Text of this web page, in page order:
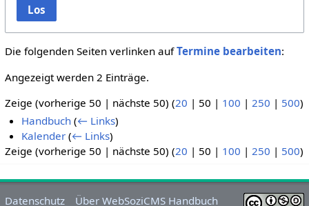
Los
Die folgenden Seiten verlinken aufTermine bearbeiten:
Angezeigt werden 2 Einträge.
Zeige (vorherige 50 | nächste 50) (20 | 50 | 100 | 250 | 500)
Handbuch (← Links)
Kalender (← Links)
Zeige (vorherige 50 | nächste 50) (20 | 50 | 100 | 250 | 500)
Datenschutz Über WebSoziCMS Handbuch